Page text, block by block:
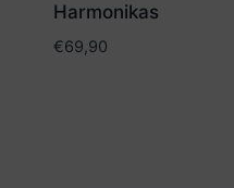
Harmonikas
€69,90